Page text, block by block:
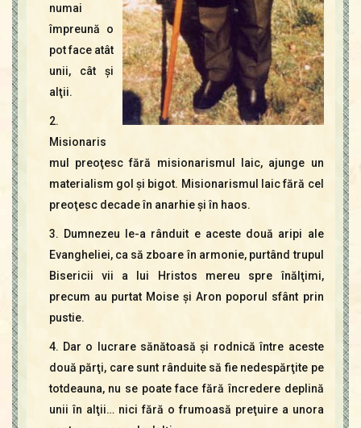
numai
împreună o
pot face atât
unii, cât şi
alţii.
2.
Misionaris
mul preoţesc fără misionarismul laic, ajunge un
materialism gol şi bigot. Misionarismul laic fără cel
preoţesc decade în anarhie şi în haos.
3. Dumnezeu le-a rânduit e aceste două aripi ale
Evangheliei, ca să zboare în armonie, purtând trupul
Bisericii vii a lui Hristos mereu spre înălţimi,
precum au purtat Moise şi Aron poporul sfânt prin
pustie.
4. Dar o lucrare sănătoasă şi rodnică între aceste
două părţi, care sunt rânduite să fie nedespărţite pe
totdeauna, nu se poate face fără încredere deplină
unii în alţii… nici fără o frumoasă preţuire a unora